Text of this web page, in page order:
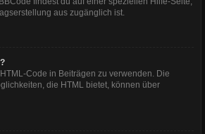
aus zugänglich ist.
Code in Beiträgen zu verwenden. Die
die HTML bietet, können über